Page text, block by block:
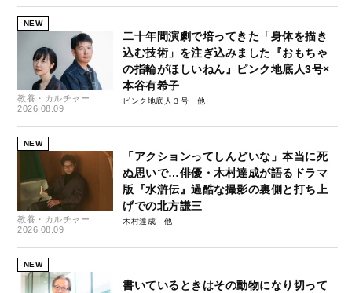
NEW
教養・カルチャー
2026.08.09
二十年間演劇で培ってきた「身体を描き
込む技術」を注ぎ込みました『おもちゃ
の指輪がほしいねん』ピンク地底人3号×
本谷有希子
ピンク地底人３号
NEW
教養・カルチャー
2026.08.09
「アクションってしんどいな」本当に死
ぬ思いで…俳優・木村達成が語るドラマ
版『水滸伝』過酷な撮影の裏側と打ち上
げでの北方謙三
木村達成
NEW
書いているときはその動物になり切って